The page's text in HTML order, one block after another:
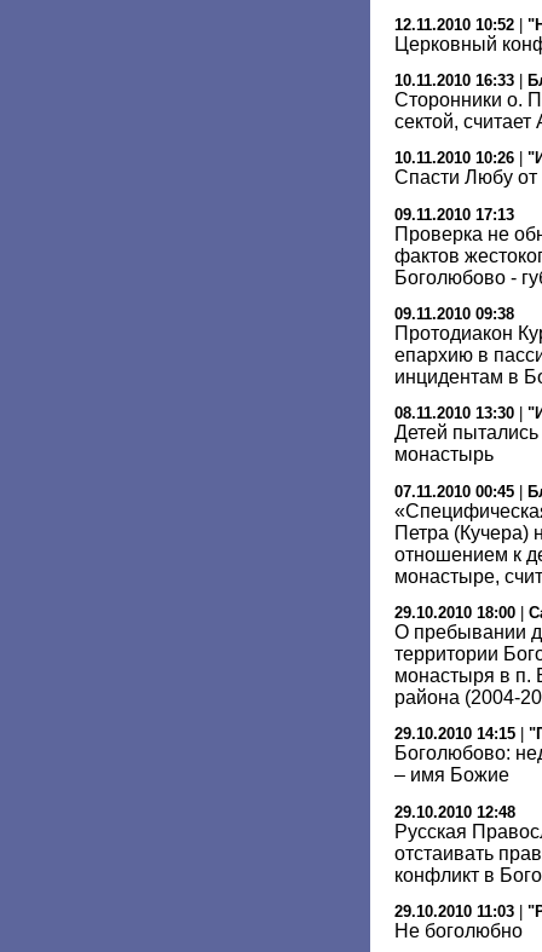
12.11.2010 10:52 |
Церковный
10.11.2010 16:33
Сторонники о.
сектой,
10.11.2010 10:26
Спасти Любу
09.11.2010 17:13
Проверка не
фактов
Боголюбово -
09.11.2010 09:38
Протодиакон
епархию в
инцидентам в
08.11.2010 13:30
Детей пытались
монастырь
07.11.2010 00:45 |
Петра (Кучера)
отношением к
монастыре,
29.10.2010 18:00
О пребывании
территории
монастыря в п.
района (2004-
29.10.2010 14:15
Боголюбово:
– имя Божие
29.10.2010 12:48
Русская
отстаивать
конфликт в
29.10.2010 11:03
Не боголюбно